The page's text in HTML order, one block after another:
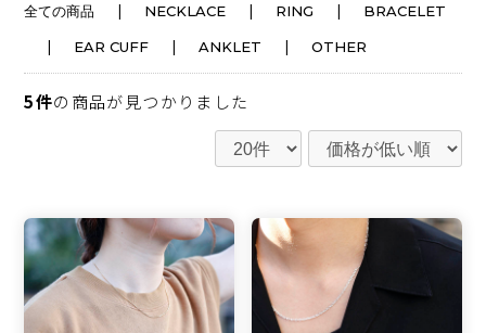
全ての商品 | NECKLACE | RING | BRACELET
| EAR CUFF | ANKLET | OTHER
5件の商品が見つかりました